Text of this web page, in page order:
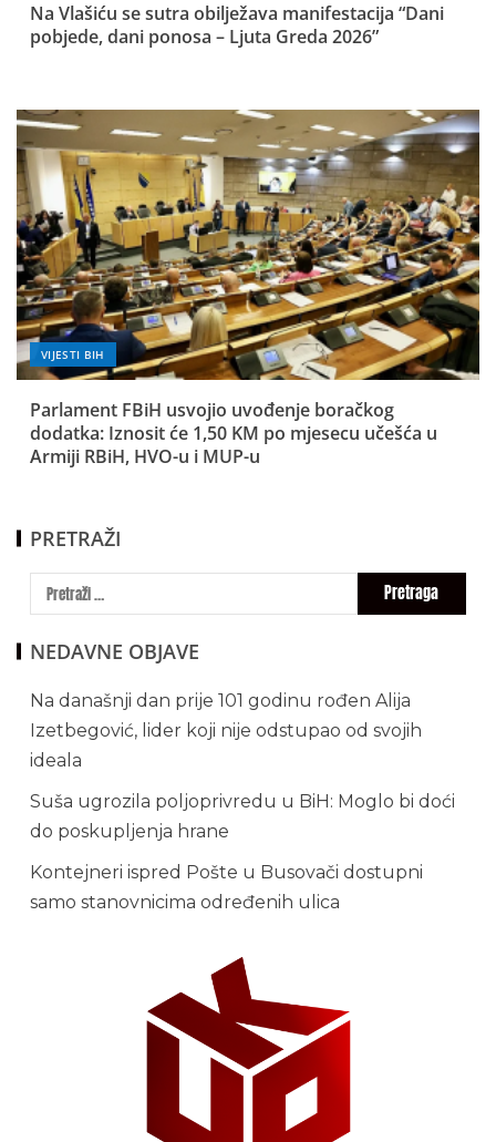
Na Vlašiću se sutra obilježava manifestacija “Dani
pobjede, dani ponosa – Ljuta Greda 2026”
VIJESTI BIH
Parlament FBiH usvojio uvođenje boračkog
dodatka: Iznosit će 1,50 KM po mjesecu učešća u
Armiji RBiH, HVO-u i MUP-u
PRETRAŽI
NEDAVNE OBJAVE
Na današnji dan prije 101 godinu rođen Alija
Izetbegović, lider koji nije odstupao od svojih
ideala
Suša ugrozila poljoprivredu u BiH: Moglo bi doći
do poskupljenja hrane
Kontejneri ispred Pošte u Busovači dostupni
samo stanovnicima određenih ulica